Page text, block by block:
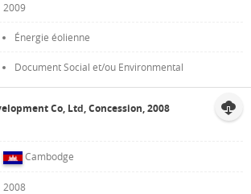
2009
Énergie éolienne
Document Social et/ou Environmental
Co, Ltd, Concession, 2008
Cambodge
2008